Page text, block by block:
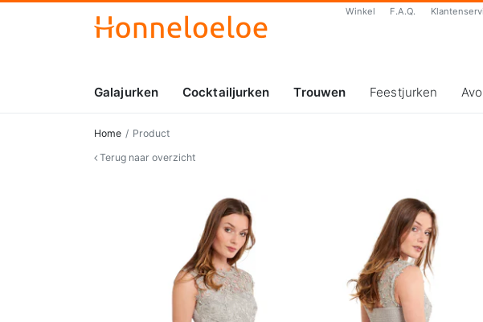
Winkel F.A.Q.
Galajurken Cocktailjurken Trouwen Feestjurken
Home
Product
Terug naar overzicht